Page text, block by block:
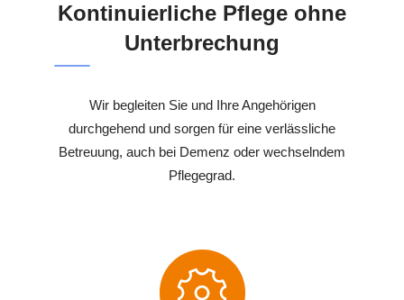
Kontinuierliche Pflege ohne
Unterbrechung
Wir begleiten Sie und Ihre Angehörigen
durchgehend und sorgen für eine verlässliche
Betreuung, auch bei Demenz oder wechselndem
Pflegegrad.